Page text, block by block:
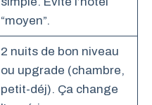
“moyen”.
2 nuits de bon niveau
ou upgrade (chambre,
petit-déj). Ça change